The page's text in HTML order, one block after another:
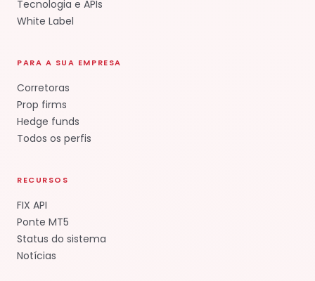
Tecnologia e APIs
White Label
PARA A SUA EMPRESA
Corretoras
Prop firms
Hedge funds
Todos os perfis
RECURSOS
FIX API
Ponte MT5
Status do sistema
Notícias